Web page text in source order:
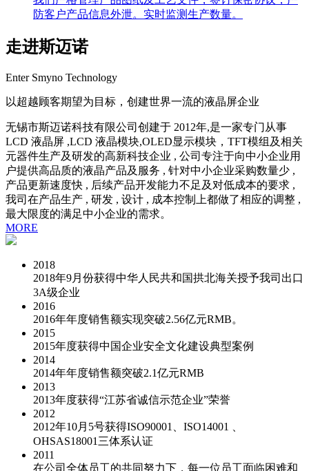
防客户产品信息外泄。实时监测生产数量。
走进斯迈诺
Enter Smyno Technology
以超越顾客期望为目标，创建世界一流的液晶屏企业
无锡市斯迈诺科技有限公司创建于 2012年,是一家专门从事
LCD 液晶屏 ,LCD 液晶模块,OLED显示模块，TFT模组及相关
元器件生产及研发的高新科技企业 , 公司专注于向中小企业用
户提供高品质的液晶产品及服务 , 针对中小企业采购数量少 ,
产品更新速度快 , 后续产品开发能力不足及对低成本的要求 ,
我司在产品生产 , 研发 , 设计 , 成本控制上都做了相应的调整 ,
最大限度的满足中小企业的需求。
MORE
2018
2018年9月份获得中华人民共和国拱北海关授予我司出口
3A级企业
2016
2016年年度销售额实现突破2.56亿元RMB。
2015
2015年度获得中国企业安全文化建设典型案例
2014
2014年年度销售额突破2.1亿元RMB
2013
2013年度获得“江苏省诚信示范企业”荣誉
2012
2012年10月5号获得ISO90001、ISO14001 、
OHSAS18001三体系认证
2011
在公司全体员工的共同努力下，每一位员工面临困难和